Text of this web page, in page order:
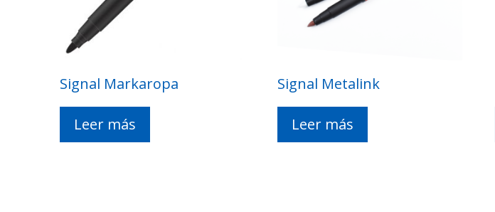
Signal Markaropa
Leer más
Signal Metalink
Leer más